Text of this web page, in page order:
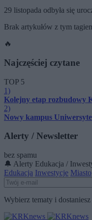
29 listopada odbyła się
Brak artykułów z tym
🔥
Najczęściej czytane
TOP 5
1)
Kolejny etap rozbudowy
2)
Nowy kampus
Alerty / Newsletter
bez spamu
🔔 Alerty Edukacja /
Edukacja Inwestycje Miasto
Wybierz tematy i